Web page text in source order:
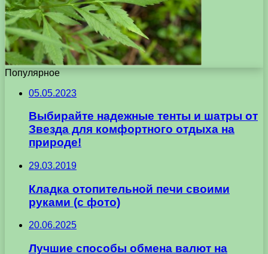
Популярное
05.05.2023
Выбирайте надежные тенты и шатры от
Звезда для комфортного отдыха на
природе!
29.03.2019
Кладка отопительной печи своими
руками (с фото)
20.06.2025
Лучшие способы обмена валют на